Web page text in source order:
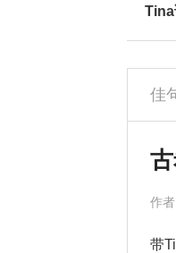
佳
作
带